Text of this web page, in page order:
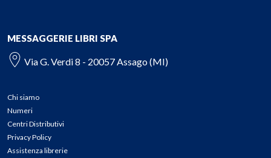
MESSAGGERIE LIBRI SPA
Via G. Verdi 8 - 20057 Assago (MI)
Chi siamo
Numeri
Centri Distributivi
Privacy Policy
Assistenza librerie